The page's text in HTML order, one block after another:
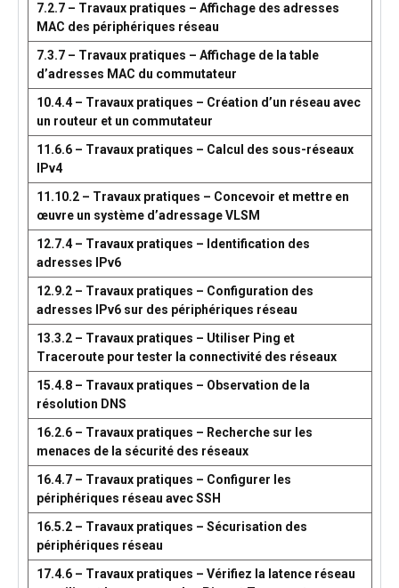
7.2.7 – Travaux pratiques – Affichage des adresses
MAC des périphériques réseau
7.3.7 – Travaux pratiques – Affichage de la table
d’adresses MAC du commutateur
10.4.4 – Travaux pratiques – Création d’un réseau avec
un routeur et un commutateur
11.6.6 – Travaux pratiques – Calcul des sous-réseaux
IPv4
11.10.2 – Travaux pratiques – Concevoir et mettre en
œuvre un système d’adressage VLSM
12.7.4 – Travaux pratiques – Identification des
adresses IPv6
12.9.2 – Travaux pratiques – Configuration des
adresses IPv6 sur des périphériques réseau
13.3.2 – Travaux pratiques – Utiliser Ping et
Traceroute pour tester la connectivité des réseaux
15.4.8 – Travaux pratiques – Observation de la
résolution DNS
16.2.6 – Travaux pratiques – Recherche sur les
menaces de la sécurité des réseaux
16.4.7 – Travaux pratiques – Configurer les
périphériques réseau avec SSH
16.5.2 – Travaux pratiques – Sécurisation des
périphériques réseau
17.4.6 – Travaux pratiques – Vérifiez la latence réseau